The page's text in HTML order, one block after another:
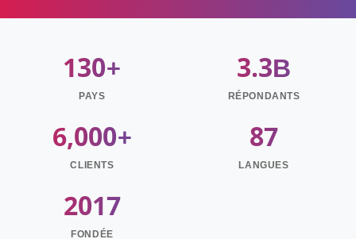
130+
PAYS
3.3B
RÉPONDANTS
6,000+
CLIENTS
87
LANGUES
2017
FONDÉE